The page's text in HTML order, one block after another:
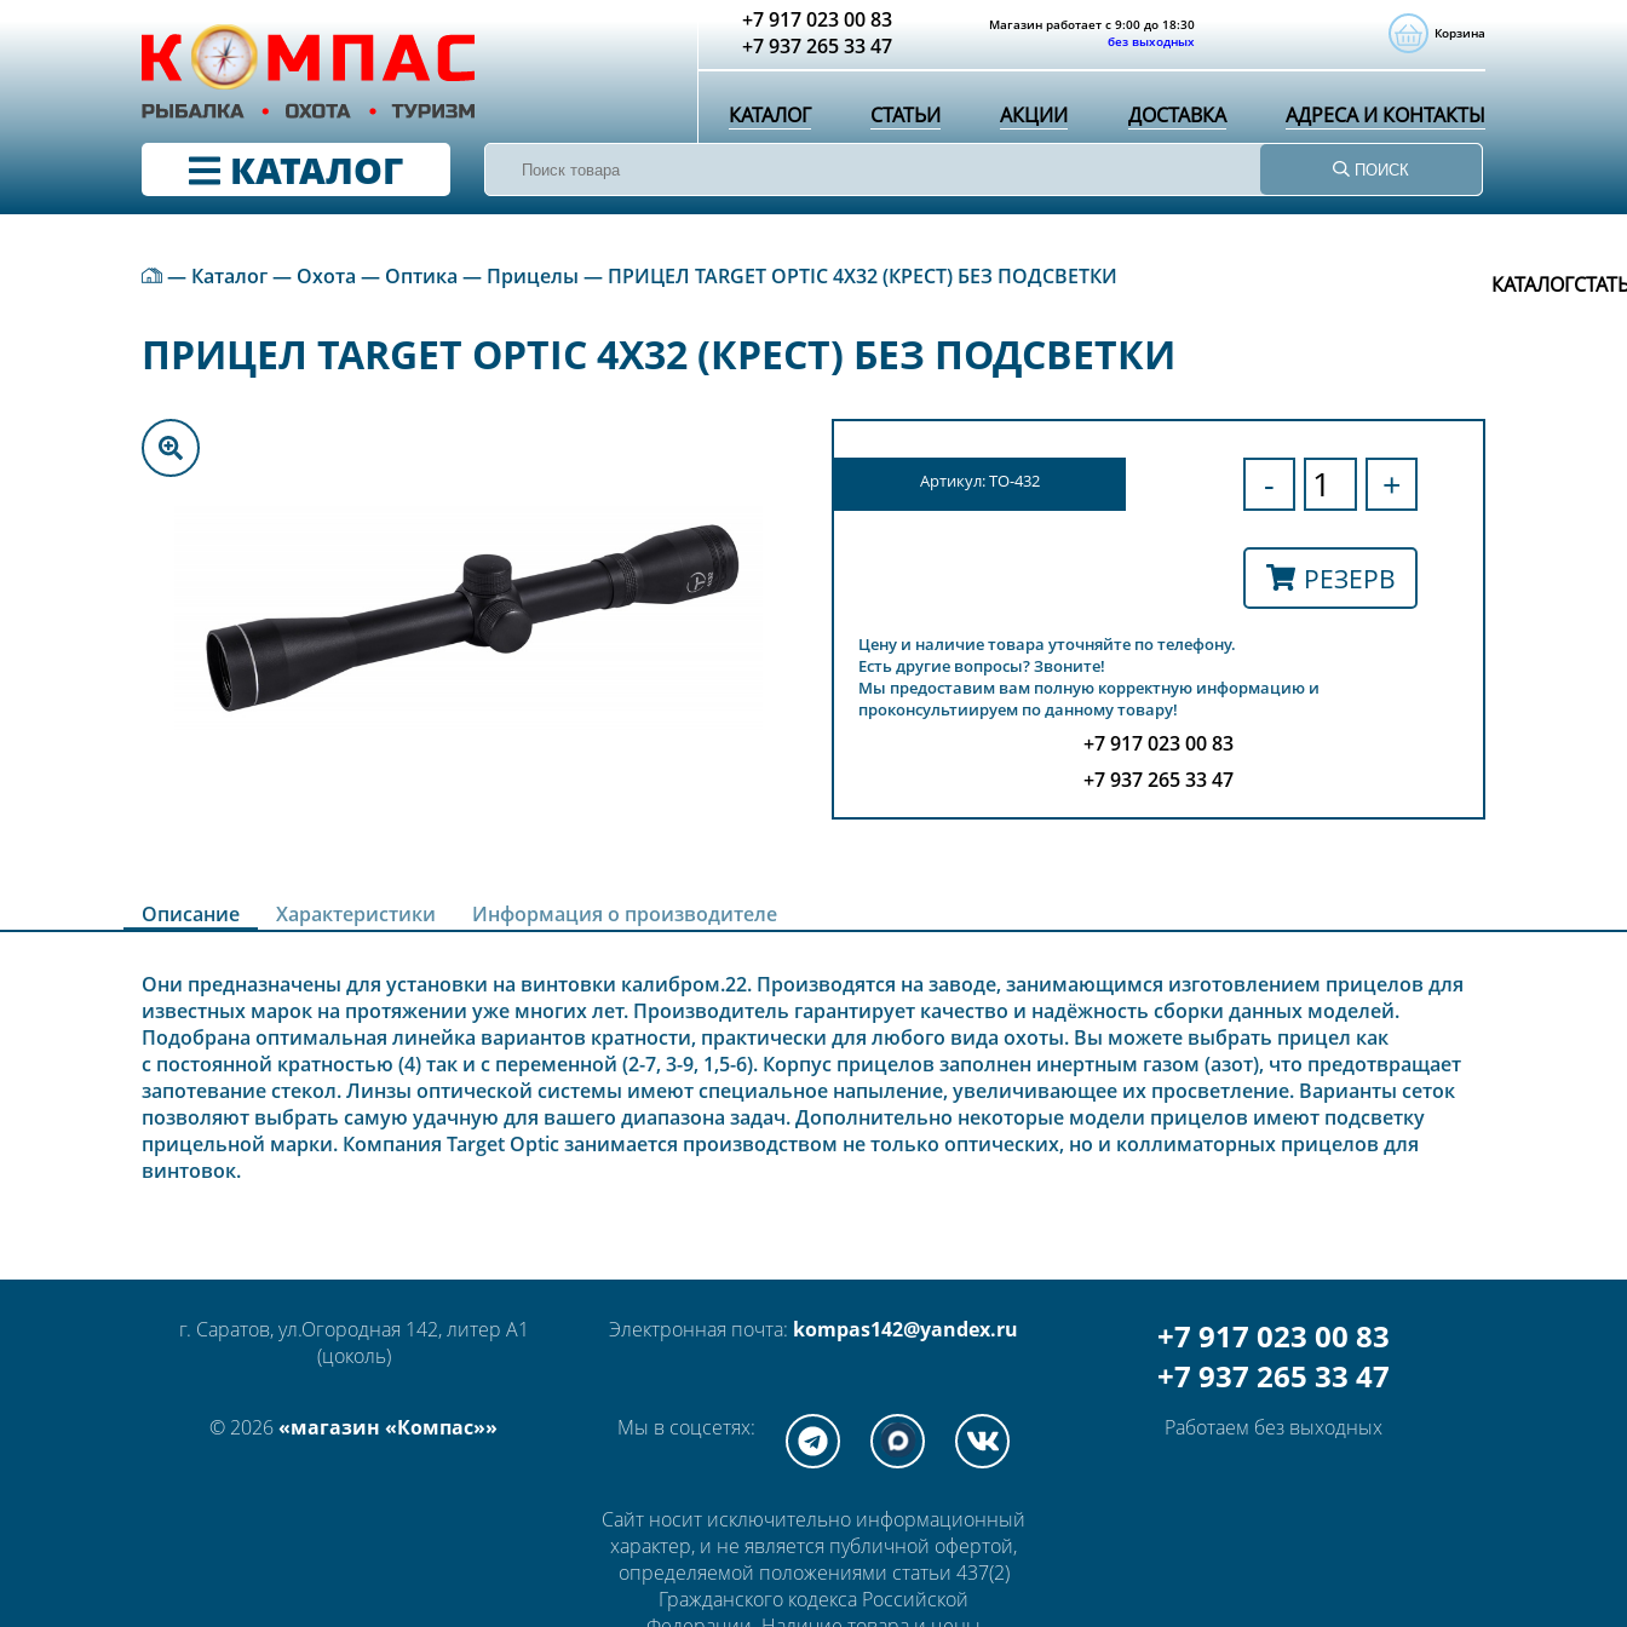
КАТАЛОГ
+7 917 023 00 83
+7 937 265 33 47
Магазин работает с 9:00 до 18:30
без выходных
Корзина
КАТАЛОГ СТАТЬИ АКЦИИ ДОСТАВКА АДРЕСА И КОНТАКТЫ
КАТАЛОГ ПОИСК
— Каталог— Охота — Оптика — Прицелы — ПРИЦЕЛ TARGET OPTIC 4Х32 (КРЕСТ) БЕЗ ПОДСВЕТКИ
ПРИЦЕЛ TARGET OPTIC 4Х32 (КРЕСТ) БЕЗ ПОДСВЕТКИ
Артикул: TO-432 - +
РЕЗЕРВ
Цену и наличие товара уточняйте по телефону.
Есть другие вопросы? Звоните!
Мы предоставим вам полную корректную информацию и
проконсультиируем по данному товару!
+7 917 023 00 83
+7 937 265 33 47
Описание Характеристики Информация о производителе
Они предназначены для установки на винтовки калибром.22. Производятся на заводе, занимающимся изготовлением прицелов для
известных марок на протяжении уже многих лет. Производитель гарантирует качество и надёжность сборки данных моделей.
Подобрана оптимальная линейка вариантов кратности, практически для любого вида охоты. Вы можете выбрать прицел как
с постоянной кратностью (4) так и с переменной (2-7, 3-9, 1,5-6). Корпус прицелов заполнен инертным газом (азот), что предотвращает
запотевание стекол. Линзы оптической системы имеют специальное напыление, увеличивающее их просветление. Варианты сеток
позволяют выбрать самую удачную для вашего диапазона задач. Дополнительно некоторые модели прицелов имеют подсветку
прицельной марки. Компания Target Optic занимается производством не только оптических, но и коллиматорных прицелов для
винтовок.
г. Саратов, ул.Огородная 142, литер А1
(цоколь)
Электронная почта: kompas142@yandex.ru
+7 917 023 00 83
+7 937 265 33 47
© 2026«магазин «Компас»» Мы в соцсетях:
Сайт носит исключительно информационный
характер, и не является публичной офертой,
определяемой положениями статьи 437(2)
Гражданского кодекса Российской
Работаем без выходных